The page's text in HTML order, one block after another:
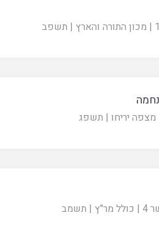
| מכון התורה והארץ | תשפב
מצפה יריחו | תשפג
4
| כולל מר"ץ | תשמב